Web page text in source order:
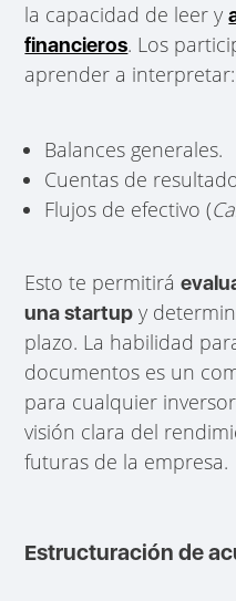
la capacidad de leer y
financieros. Los
aprender a interpretar:
Balances generales.
Cuentas de
Flujos de efectivo (
Esto te permitirá
una startup y
plazo. La habilidad
documentos es un
para cualquier
visión clara del
futuras de la empresa.
Estructuración de